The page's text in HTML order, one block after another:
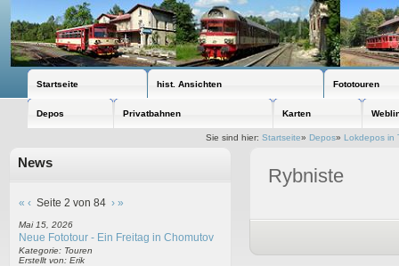
Startseite hist. Ansichten Fototouren
Depos Privatbahnen Karten
Sie sind hier:Startseite» Depos» Lokdepos in
News
« ‹ Seite 2 von 84 › »
Mai 15, 2026
Neue Fototour - Ein Freitag in Chomutov
Kategorie: Touren
Erstellt von: Erik
Rybniste